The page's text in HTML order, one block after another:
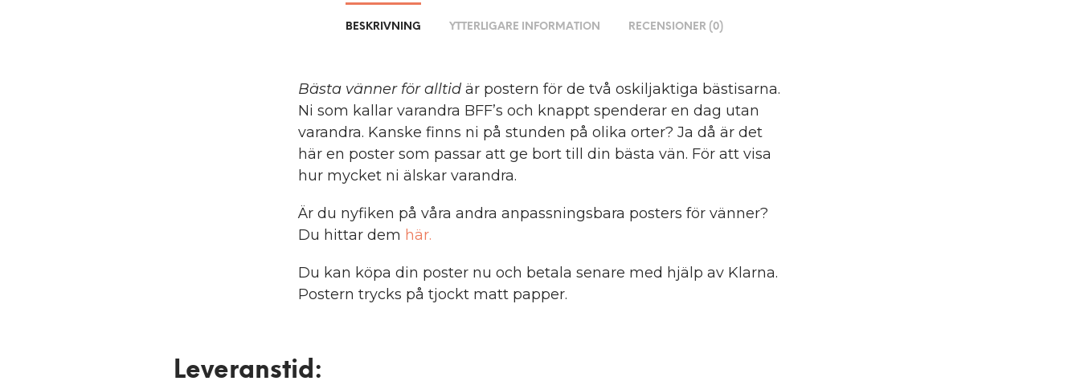
BESKRIVNING YTTERLIGARE INFORMATION RECENSIONER (0)
Bästa vänner för alltid är postern för de två oskiljaktiga bästisarna.
Ni som kallar varandra BFF’s och knappt spenderar en dag utan
varandra. Kanske finns ni på stunden på olika orter? Ja då är det
här en poster som passar att ge bort till din bästa vän. För att visa
hur mycket ni älskar varandra.
Är du nyfiken på våra andra anpassningsbara posters för vänner?
Du hittar dem här.
Du kan köpa din poster nu och betala senare med hjälp av Klarna.
Postern trycks på tjockt matt papper.
Leveranstid: